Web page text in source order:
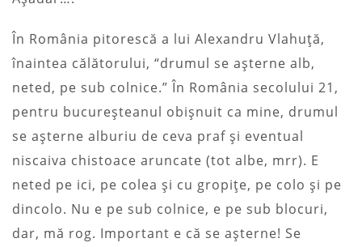
În România pitorescă a lui Alexandru Vlahuță,
înaintea călătorului, “drumul se așterne alb,
neted, pe sub colnice.” În România secolului 21,
pentru bucureșteanul obișnuit ca mine, drumul
se așterne alburiu de ceva praf și eventual
niscaiva chistoace aruncate (tot albe, mrr). E
neted pe ici, pe colea și cu gropițe, pe colo și pe
dincolo. Nu e pe sub colnice, e pe sub blocuri,
dar, mă rog. Important e că se așterne! Se